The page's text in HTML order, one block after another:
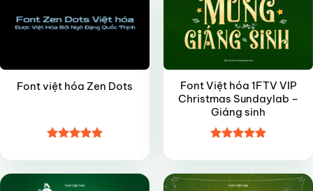
Font việt hóa Zen Dots
hạng4.95
sao
Font Việt hóa 1FTV VIP
Christmas Sundaylab –
Giáng sinh
hạng55
sao